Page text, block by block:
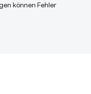
können Fehler